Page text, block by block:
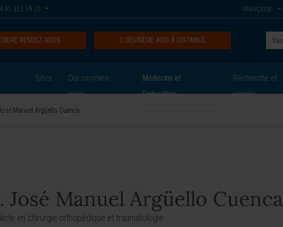
91 353 19 20 FRANÇAISE
DEUXIÈME AVIS À DISTANCE
RENDEZ-VOUS
Sites
Qui sommes-
nous
Médecins et
Spécialités
Recherche et
essais
Manuel Argüello Cuenca
José Manuel Argüello Cuenca
en chirurgie orthopédique et traumatologie.